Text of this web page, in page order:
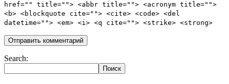
href="" title=""> <abbr title=""> <acronym title="">
<b> <blockquote cite=""> <cite> <code> <del
datetime=""> <em> <i> <q cite=""> <strike> <strong>
Search: